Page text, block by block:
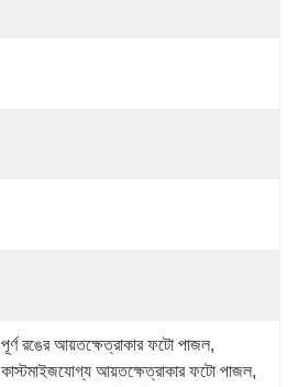
পূর্ণ রঙের আয়তক্ষেত্রাকার ফটো পাজল,
কাস্টমাইজযোগ্য আয়তক্ষেত্রাকার ফটো পাজল,